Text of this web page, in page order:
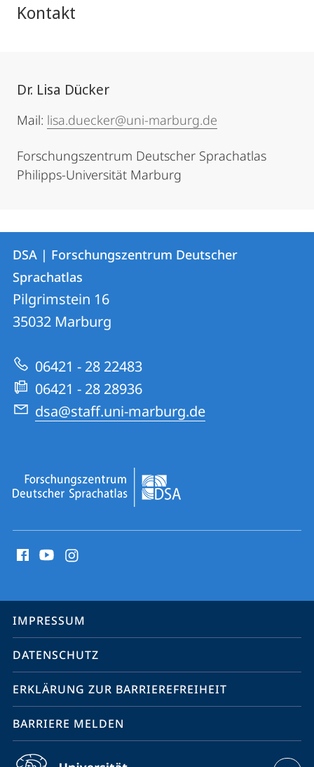
Kontakt
Dr. Lisa Dücker
Mail: lisa.duecker@uni-marburg.de
Forschungszentrum Deutscher Sprachatlas
Philipps-Universität Marburg
Kontakt
und
Informationen
zur
Website
Kontaktinformationen
DSA
|
Forschungszentrum
Sprachatlas
DSA | Forschungszentrum Deutscher
Sprachatlas
Pilgrimstein 16
35032 Marburg
06421 - 28 22483
06421 - 28 28936
dsa@staff.uni-marburg.de
Media
Service-
Navigation
IMPRESSUM
DATENSCHUTZ
ERKLÄRUNG ZUR BARRIEREFREIHEIT
BARRIERE MELDEN